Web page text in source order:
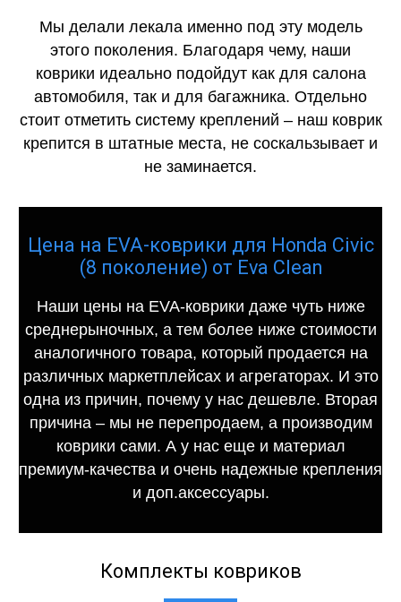
Мы делали лекала именно под эту модель
этого поколения. Благодаря чему, наши
коврики идеально подойдут как для салона
автомобиля, так и для багажника. Отдельно
стоит отметить систему креплений – наш коврик
крепится в штатные места, не соскальзывает и
не заминается.
Цена на EVA-коврики для Honda Civic
(8 поколение) от Eva Clean
Наши цены на EVA-коврики даже чуть ниже
среднерыночных, а тем более ниже стоимости
аналогичного товара, который продается на
различных маркетплейсах и агрегаторах. И это
одна из причин, почему у нас дешевле. Вторая
причина – мы не перепродаем, а производим
коврики сами. А у нас еще и материал
премиум-качества и очень надежные крепления
и доп.аксессуары.
Комплекты ковриков